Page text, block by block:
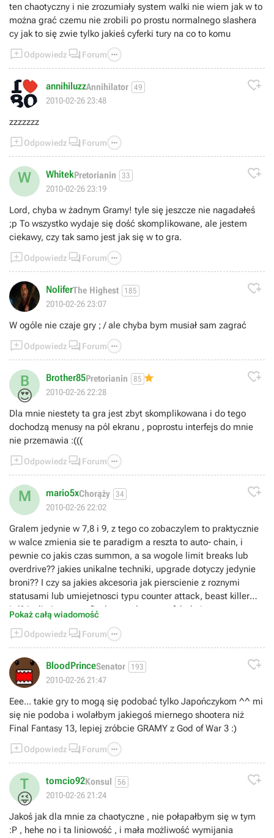
ten chaotyczny i nie zrozumiały system walki nie wiem jak w to
można grać czemu nie zrobili po prostu normalnego slashera
cy jak to się zwie tylko jakieś cyferki tury na co to komu
Odpowiedz  Forum 
annihiluzzAnnihilator 49
2010-02-26 23:48

zzzzzzz
Odpowiedz  Forum 
W WhitekPretorianin 33
2010-02-26 23:19

Lord, chyba w żadnym Gramy! tyle się jeszcze nie nagadałeś
;p To wszystko wydaje się dość skomplikowane, ale jestem
ciekawy, czy tak samo jest jak się w to gra.
Odpowiedz  Forum 
NoliferThe Highest 185
2010-02-26 23:07

W ogóle nie czaje gry ; / ale chyba bym musiał sam zagrać
Odpowiedz  Forum 
B
😍
Brother85Pretorianin 85
2010-02-26 22:28

Dla mnie niestety ta gra jest zbyt skomplikowana i do tego
dochodzą menusy na pól ekranu , poprostu interfejs do mnie
nie przemawia :(((
Odpowiedz  Forum 
M mario5xChorąży 34
2010-02-26 22:02

Gralem jedynie w 7,8 i 9, z tego co zobaczylem to praktycznie
w walce zmienia sie te paradigm a reszta to auto- chain, i
pewnie co jakis czas summon, a sa wogole limit breaks lub
overdrive?? jakies unikalne techniki, upgrade dotyczy jedynie
broni?? I czy sa jakies akcesoria jak pierscienie z roznymi
statusami lub umiejetnosci typu counter attack, beast killer
itd? jesli nie to co z finala zostalo, sama fabula i automatyczne
walki gdzie wszystko polega jedynie na zmianie paradigms
Pokaż całą wiadomość
Odpowiedz  Forum 
BloodPrinceSenator 193
2010-02-26 21:47

Eee... takie gry to mogą się podobać tylko Japończykom ^^ mi
się nie podoba i wolałbym jakiegoś miernego shootera niż
Final Fantasy 13, lepiej zróbcie GRAMY z God of War 3 :)
Odpowiedz  Forum 
T
😜
tomcio92Konsul 56
2010-02-26 21:24

Jakoś jak dla mnie za chaotyczne , nie połapałbym się w tym
:P , hehe no i ta liniowość , i mała możliwość wymijania